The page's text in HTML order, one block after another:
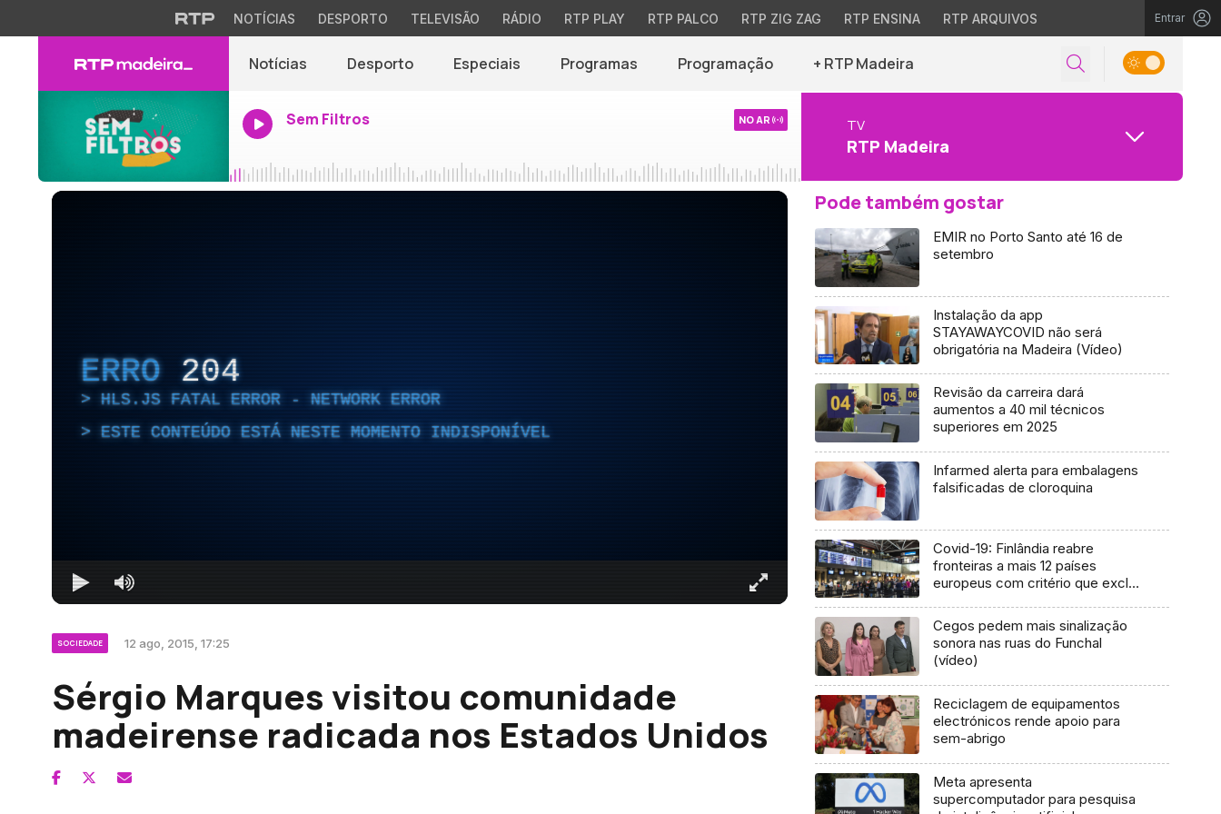
NOTÍCIAS DESPORTO TELEVISÃO RÁDIO RTP PLAY RTP PALCO RTP ZIG ZAG RTP ENSINA RTP ARQUIVOS Entrar
Notícias Desporto Especiais Programas Programação + RTP Madeira
Sem Filtros NO AR TV
RTP Madeira
ERRO 204
HLS.JS FATAL ERROR - NETWORK ERROR
ESTE CONTEÚDO ESTÁ NESTE MOMENTO INDISPONÍVEL
SOCIEDADE 12 ago, 2015, 17:25
Sérgio Marques visitou comunidade
madeirense radicada nos Estados Unidos
Pode também gostar
EMIR no Porto Santo até 16 de
setembro
Instalação da app
STAYAWAYCOVID não será
obrigatória na Madeira (Vídeo)
Revisão da carreira dará
aumentos a 40 mil técnicos
superiores em 2025
Infarmed alerta para embalagens
falsificadas de cloroquina
Covid-19: Finlândia reabre
fronteiras a mais 12 países
europeus com critério que exclui
Cegos pedem mais sinalização
sonora nas ruas do Funchal
(vídeo)
Reciclagem de equipamentos
electrónicos rende apoio para
sem-abrigo
Meta apresenta
supercomputador para pesquisa